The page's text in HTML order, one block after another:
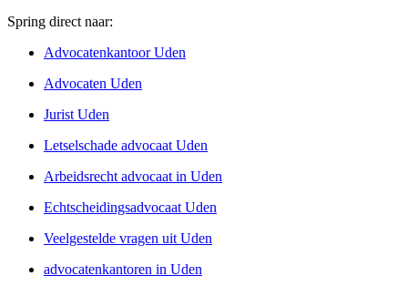
Spring direct naar:
Advocatenkantoor Uden
Advocaten Uden
Jurist Uden
Letselschade advocaat Uden
Arbeidsrecht advocaat in Uden
Echtscheidingsadvocaat Uden
Veelgestelde vragen uit Uden
advocatenkantoren in Uden